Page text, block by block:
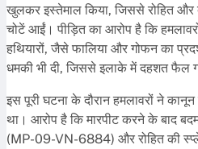
खुलकर इस्तेमाल किया, जिससे रोहित और
चोटें आईं। पीड़ित का आरोप है कि
हथियारों, जैसे फालिया और गोफन का
धमकी भी दी, जिससे इलाके में दहशत फैल
इस पूरी घटना के दौरान हमलावरों ने
था। आरोप है कि मारपीट करने के बाद
(MP-09-VN-6884) और रोहित की